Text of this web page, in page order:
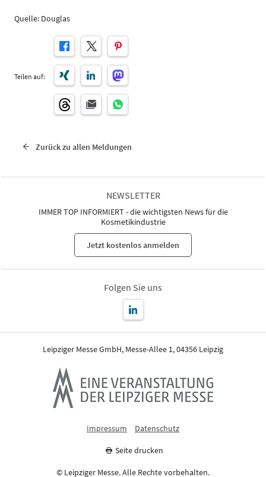
Quelle: Douglas
Teilen auf:
Zurück zu allen Meldungen
NEWSLETTER
IMMER TOP INFORMIERT - die wichtigsten News für die
Kosmetikindustrie
Jetzt kostenlos anmelden
Folgen Sie uns
Leipziger Messe GmbH, Messe-Allee 1, 04356 Leipzig
Impressum Datenschutz
Seite drucken
© Leipziger Messe. Alle Rechte vorbehalten.